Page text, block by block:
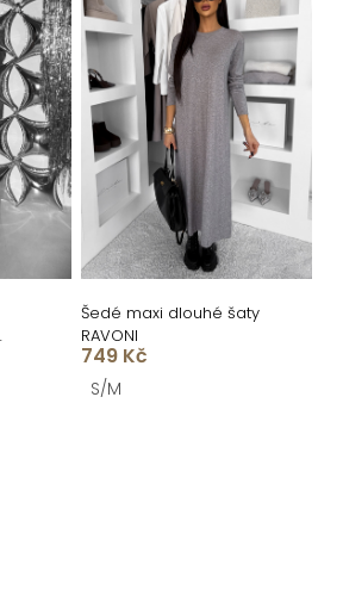
Šedé maxi dlouhé šaty
RAVONI
749 Kč
S/M